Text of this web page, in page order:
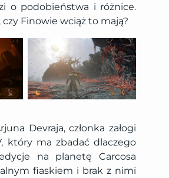
o podobieństwa i różnice.
Finowie wciąż to mają?
Devraja, członka załogi
który ma zbadać dlaczego
na planetę Carcosa
fiaskiem i brak z nimi